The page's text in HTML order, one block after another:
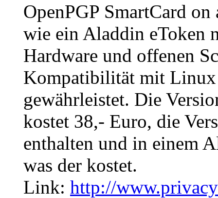
OpenPGP SmartCard
wie ein Aladdin eToken
Hardware und offenen
Kompatibilität mit Linux
gewährleistet. Die
kostet 38,- Euro, die
enthalten und in einem
was der kostet.
Link: http://